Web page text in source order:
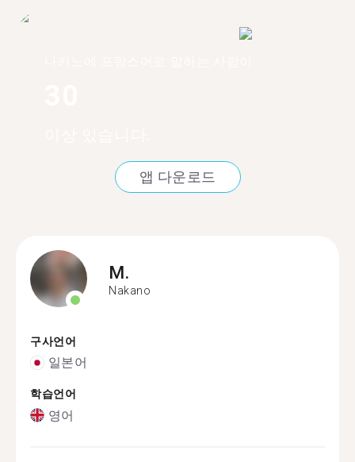
앱 다운로드
M.
Nakano
구사언어
일본어
학습언어
영어